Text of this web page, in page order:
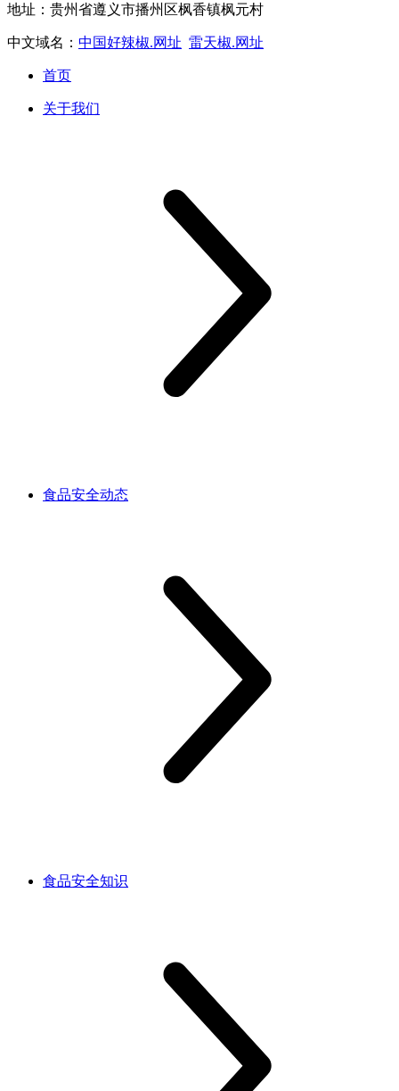
地址：贵州省遵义市播州区枫香镇枫元村
中文域名： 中国好辣椒.网址 雷天椒.网址
首页
关于我们
食品安全动态
食品安全知识